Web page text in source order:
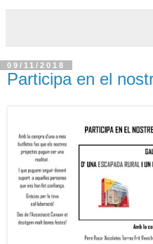
09/11/2018
Participa en el